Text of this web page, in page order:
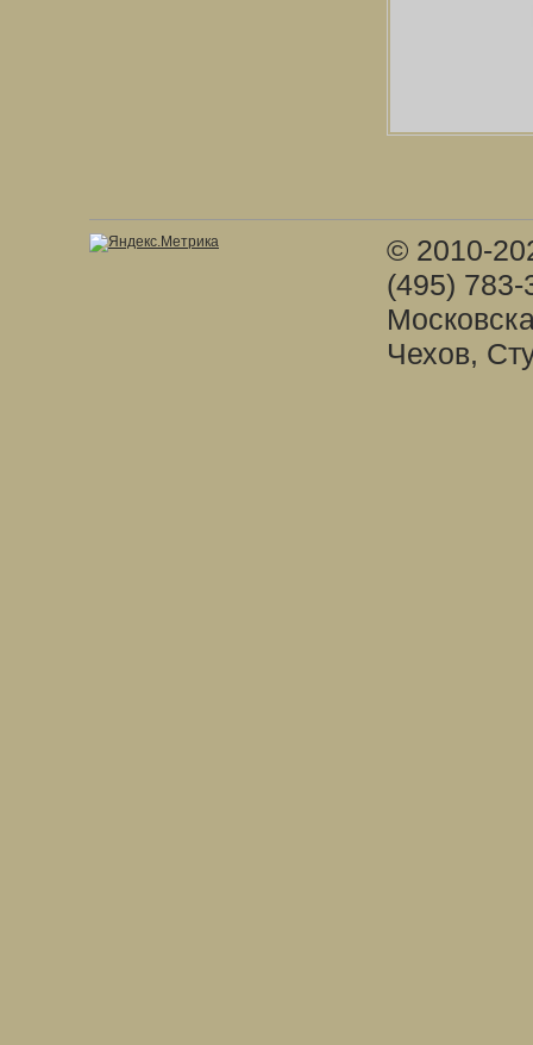
© 2010-
(495)
Чехов,